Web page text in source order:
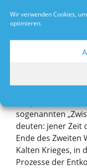
Wir verwenden Cookies,
optimieren.
Erfahrungen von
„Konvention
Erklärung der
Seminars wollen
des jüdisches
sogenannten
deuten: jener Zeit
Ende des Zweiten
Kalten Krieges, in
Prozesse der